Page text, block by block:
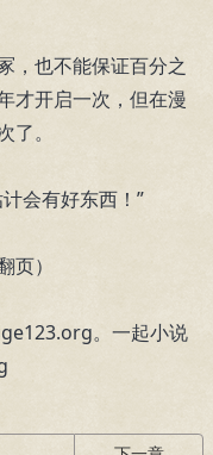
也不能保证百分之
才开启一次，但在漫
。
会有好东西！”
）
。一起小说